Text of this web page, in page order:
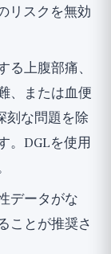
リスクを無効
る上腹部痛、
、または血便
刻な問題を除
。DGLを使用
データがな
ことが推奨さ